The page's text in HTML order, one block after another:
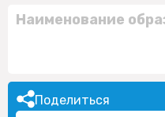
Наименование
Поделиться